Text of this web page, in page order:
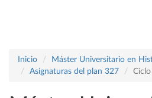
Inicio
Máster Universitario en
Asignaturas del plan 327